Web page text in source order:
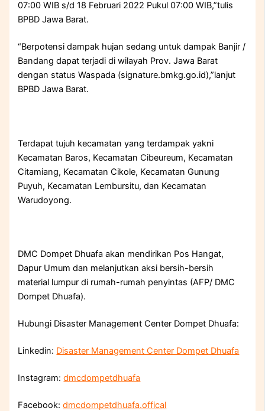
07:00 WIB s/d 18 Februari 2022 Pukul 07:00 WIB,”tulis
BPBD Jawa Barat.
“Berpotensi dampak hujan sedang untuk dampak Banjir /
Bandang dapat terjadi di wilayah Prov. Jawa Barat
dengan status Waspada (signature.bmkg.go.id),”lanjut
BPBD Jawa Barat.
Terdapat tujuh kecamatan yang terdampak yakni
Kecamatan Baros, Kecamatan Cibeureum, Kecamatan
Citamiang, Kecamatan Cikole, Kecamatan Gunung
Puyuh, Kecamatan Lembursitu, dan Kecamatan
Warudoyong.
DMC Dompet Dhuafa akan mendirikan Pos Hangat,
Dapur Umum dan melanjutkan aksi bersih-bersih
material lumpur di rumah-rumah penyintas (AFP/ DMC
Dompet Dhuafa).
Hubungi Disaster Management Center Dompet Dhuafa:
Linkedin: Disaster Management Center Dompet Dhuafa
Instagram:dmcdompetdhuafa
Facebook:dmcdompetdhuafa.offical